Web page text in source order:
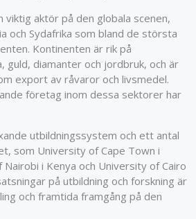
viktig aktör på den globala scenen,
och Sydafrika som bland de största
Kontinenten är rik på
guld, diamanter och jordbruk, och är
export av råvaror och livsmedel.
företag inom dessa sektorer har
utbildningssystem och ett antal
som University of Cape Town i
i Kenya och University of Cairo
på utbildning och forskning är
och framtida framgång på den